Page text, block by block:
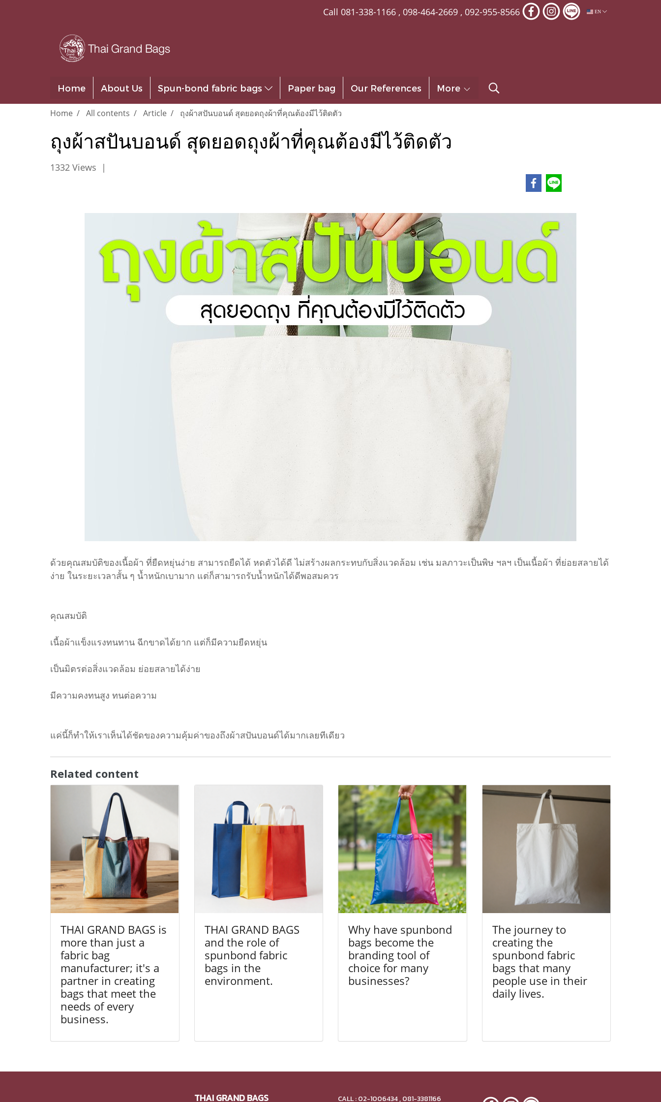
Call 081-338-1166, 098-464-2669, 092-955-8566 EN
Home About Us Spun-bond fabric bags Paper bag Our References More
Home All contents Article ถุงผ้าสปันบอนด์ สุดยอดถุงผ้าที่คุณต้องมีไว้ติดตัว
ถุงผ้าสปันบอนด์ สุดยอดถุงผ้าที่คุณต้องมีไว้ติดตัว
1332 Views |
ด้วยคุณสมบัติของเนื้อผ้า ที่ยืดหยุ่นง่าย สามารถยืดได้ หดตัวได้ดี ไม่สร้างผลกระทบกับสิ่งแวดล้อม เช่น มลภาวะเป็นพิษ ฯลฯ เป็นเนื้อผ้า ที่ย่อยสลายได้
ง่าย ในระยะเวลาสั้น ๆ น้ำหนักเบามาก แต่ก็สามารถรับน้ำหนักได้ดีพอสมควร
คุณสมบัติ
เนื้อผ้าแข็งแรงทนทาน ฉีกขาดได้ยาก แต่ก็มีความยืดหยุ่น
เป็นมิตรต่อสิ่งแวดล้อม ย่อยสลายได้ง่าย
มีความคงทนสูง ทนต่อความ
แค่นี้ก็ทำให้เราเห็นได้ชัดของความคุ้มค่าของถึงผ้าสปันบอนด์ได้มากเลยทีเดียว
Related content
THAI GRAND BAGS is
more than just a
fabric bag
manufacturer; it's a
partner in creating
bags that meet the
needs of every
business.
THAI GRAND BAGS
and the role of
spunbond fabric
bags in the
environment.
Why have spunbond
bags become the
branding tool of
choice for many
businesses?
The journey to
creating the
spunbond fabric
bags that many
people use in their
daily lives.
THAI GRAND BAGS CALL : 02-1006434 , 081-3381166